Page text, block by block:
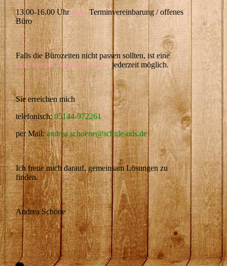
13.00-16.00 Uhrohne Terminvereinbarung / offenes
Büro
Falls die Bürozeiten nicht passen sollten, ist eine
individuelle Terminabsprache jederzeit möglich.
Sie erreichen mich
telefonisch:05144-972261
per Mail:andrea.schoene@schule-nds.de
Ich freue mich darauf, gemeinsam Lösungen zu
finden.
Andrea Schöne